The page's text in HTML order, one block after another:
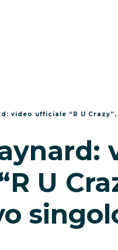
video ufficiale “R U
U